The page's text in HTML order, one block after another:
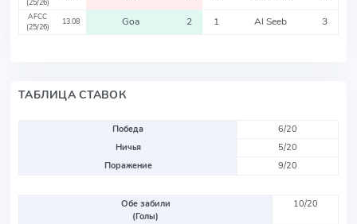
(25/26)
AFCC
(25/26)
13.08 Goa 2 1 Al Seeb 3
ТАБЛИЦА СТАВОК
Победа
6/20
Ничья
5/20
Поражение
9/20
Обе забили
(Голы)
10/20